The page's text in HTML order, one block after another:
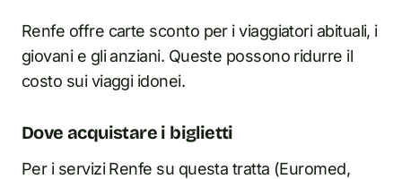
Renfe offre carte sconto per i viaggiatori abituali, i
giovani e gli anziani. Queste possono ridurre il
costo sui viaggi idonei.
Dove acquistare i biglietti
Per i servizi Renfe su questa tratta (Euromed,